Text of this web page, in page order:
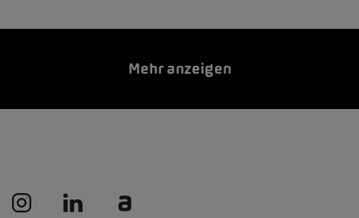
Mehr anzeigen